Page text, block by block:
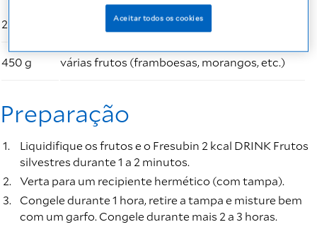
200 ml Fresubin 2 kcal DRINK Frutos silvestres
450 g várias frutos (framboesas, morangos, etc.)
Preparação
Liquidifique os frutos e o Fresubin 2 kcal DRINK Frutos
silvestres durante 1 a 2 minutos.
Verta para um recipiente hermético (com tampa).
Congele durante 1 hora, retire a tampa e misture bem
com um garfo. Congele durante mais 2 a 3 horas.
Aceitar todos os cookies